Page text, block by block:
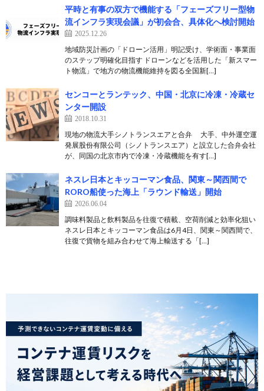
平時と有事の双方で機能する「フェーズフリー型物
流インフラ実現会議」が初会合、具体化へ検討開始
2025.12.26
地域防災計画の「ドローン活用」明記受け、学術面・事業面
のステップ明確化目指す ドローンなどを活用した「新スマー
ト物流」で地方の物流機能維持を図る全国新[…]
センコーとランテック、中国・北京に冷凍・冷蔵セ
ンター開設
2018.10.31
現地の物流大手シノトランスエアと合弁 大手、中外運空運
発展股份有限公司（シノトランスエア）と設立した合弁会社
が、同国の北京市内で冷凍・冷蔵機能を有す[…]
ネスレ日本とキッコーマン食品、関東～関西間で
RORO船使った海上「ラウンド輸送」開始
2026.06.04
調味料製品と飲料製品を往復で積載、空荷削減と効率化狙い
ネスレ日本とキッコーマン食品は6月4日、関東～関西間で、
往復で貨物を組み合わせて海上輸送する「[…]